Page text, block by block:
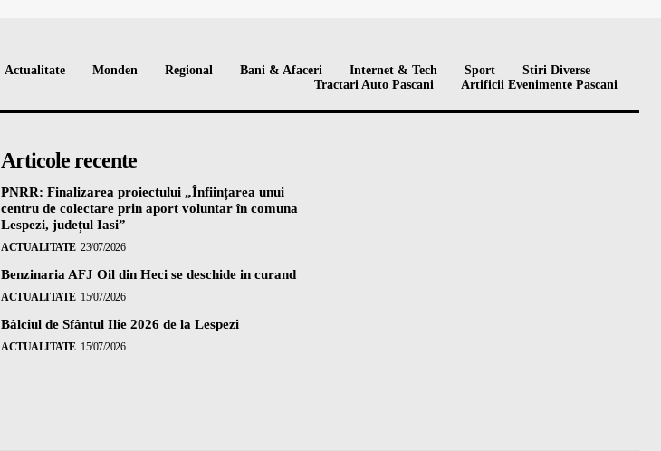
Actualitate Monden Regional Bani & Afaceri Internet & Tech Sport
Stiri Diverse
Tractari Auto Pascani
Artificii Evenimente Pascani
Articole recente
PNRR: Finalizarea proiectului „Înființarea unui
centru de colectare prin aport voluntar în comuna
Lespezi, județul Iasi”
ACTUALITATE 23/07/2026
Benzinaria AFJ Oil din Heci se deschide in curand
ACTUALITATE 15/07/2026
Bâlciul de Sfântul Ilie 2026 de la Lespezi
ACTUALITATE 15/07/2026